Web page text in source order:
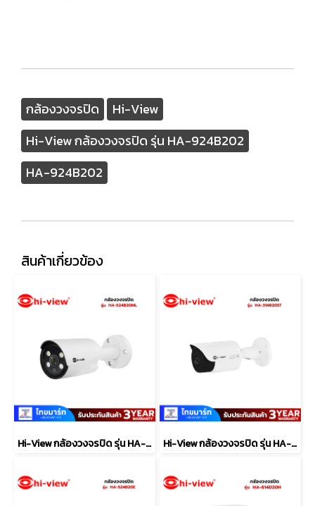
กล้องวงจรปิด
Hi-View
Hi-View กล้องวงจรปิด รุ่น HA-924B202
HA-924B202
สินค้าเกี่ยวข้อง
Hi-View กล้องวงจรปิด รุ่น HA-524B20ML Hi-View กล้องวงจรปิด รุ่น HA-314B20ST